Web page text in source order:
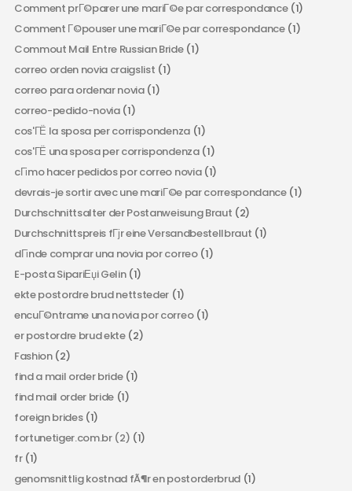
Comment prГ©parer une mariГ©e par correspondance(1)
Comment Г©pouser une mariГ©e par correspondance(1)
Commout Mail Entre Russian Bride(1)
correo orden novia craigslist (1)
correo para ordenar novia(1)
correo-pedido-novia(1)
cos'ГЁ la sposa per corrispondenza(1)
cos'ГЁ una sposa per corrispondenza(1)
cГіmo hacer pedidos por correo novia(1)
devrais-je sortir avec une mariГ©e par correspondance(1)
Durchschnittsalter der Postanweisung Braut (2)
Durchschnittspreis fГјr eine Versandbestellbraut (1)
dГіnde comprar una novia por correo(1)
E-posta SipariЕџi Gelin(1)
ekte postordre brud nettsteder (1)
encuГ©ntrame una novia por correo(1)
er postordre brud ekte(2)
Fashion(2)
find a mail order bride(1)
find mail order bride (1)
foreign brides(1)
fortunetiger.com.br (2) (1)
fr(1)
genomsnittlig kostnad fÃ¶r en postorderbrud(1)